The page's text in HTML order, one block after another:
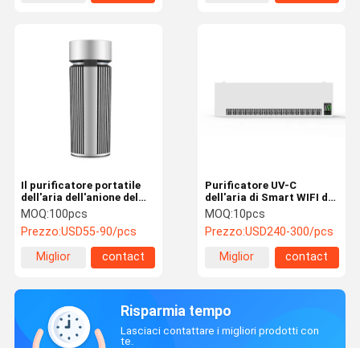
Il purificatore portatile
dell'aria dell'anione del
Ministero degli Interni
elimina la muffa con luce
UV-C
MOQ:100pcs
Prezzo:USD55-90/pcs
Miglior
contact
Purificatore UV-C
dell'aria di Smart WIFI del
supporto della parete
dello sterilizzatore
dell'aria del plasma di
MOQ:10pcs
Prezzo:USD240-300/pcs
Miglior
contact
Risparmia tempo
Lasciaci contattare i migliori prodotti con
te.